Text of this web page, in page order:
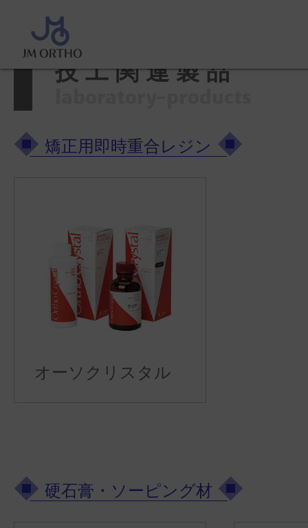
ホーム
技工関連製品
矯正用即時重合レジン
オーソクリスタル
硬石膏・ソーピング材